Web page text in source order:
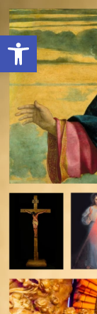
Open toolbar
deomeo-logo
Utwórz konto
Zaloguj